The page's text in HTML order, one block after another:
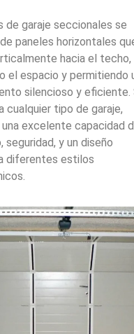
de garaje seccionales se
paneles horizontales
hacia el techo,
el espacio y permitiendo
silencioso y eficiente.
cualquier tipo de garaje,
excelente capacidad
seguridad, y un diseño
diferentes estilos